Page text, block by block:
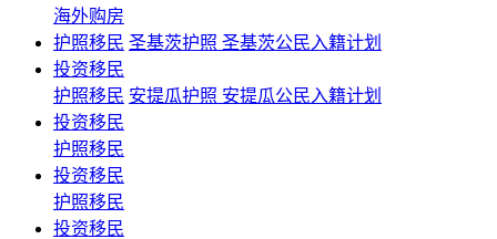
海外购房
护照移民 圣基茨护照 圣基茨公民入籍计划
投资移民
护照移民 安提瓜护照 安提瓜公民入籍计划
投资移民
护照移民
投资移民
护照移民
投资移民